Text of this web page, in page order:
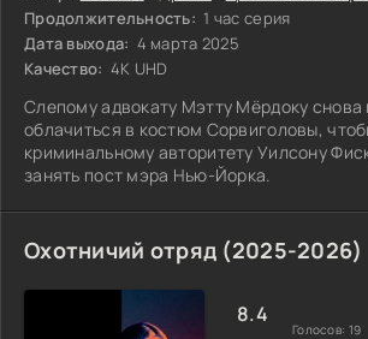
Продолжительность: 1 час серия
Дата выхода: 4 марта 2025
Качество: 4K UHD
Слепому адвокату Мэтту Мёрдоку снова
облачиться в костюм Сорвиголовы,
криминальному авторитету Уилсону
занять пост мэра Нью-Йорка.
Охотничий отряд (2025-2026)
8.4
Голосов: 19